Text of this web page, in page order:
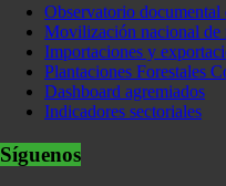
Observatorio documental
Movilización nacional de
Importaciones y
Plantaciones Forestales
Dashboard agremiados
Indicadores sectoriales
Síguenos